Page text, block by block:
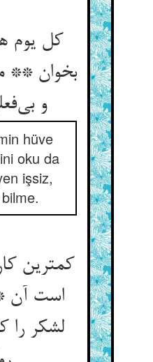
کل يوم
بخوان **
hüve
oku da
işsiz,
کمترین
است آن
لشکر را